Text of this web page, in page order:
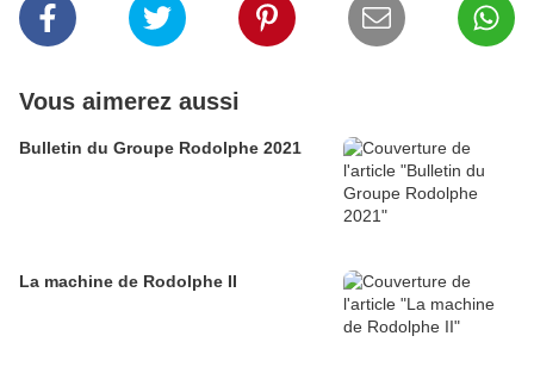
Vous aimerez aussi
Bulletin du Groupe Rodolphe 2021
La machine de Rodolphe II